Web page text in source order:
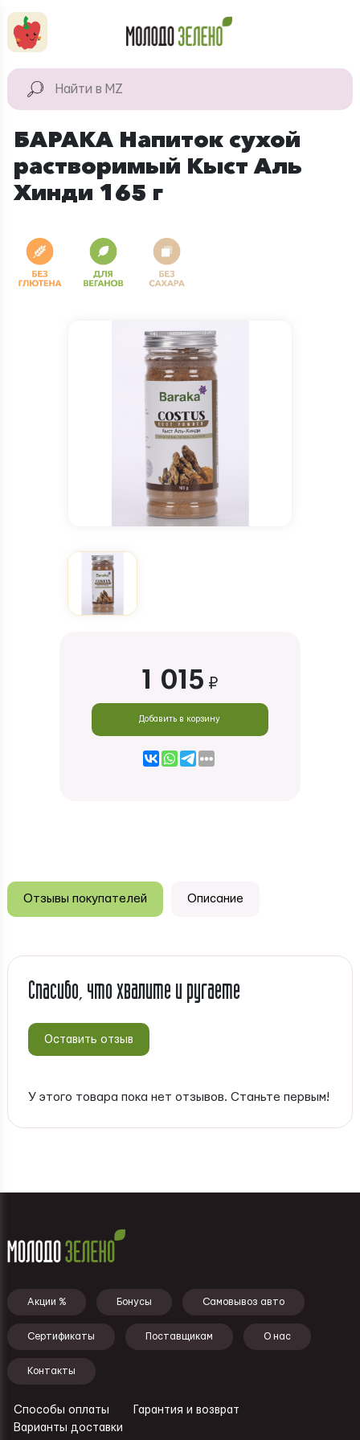
КАТАЛОГ
продукты
Для дома
БАРАКА Напиток сухой
растворимый Кыст Аль
Хинди 165 г
1 015 ₽
Добавить в корзину
Отзывы покупателей Описание
Спасибо, что хвалите и ругаете
Оставить отзыв
У этого товара пока нет отзывов. Станьте первым!
Подвал - меню
Акции % Бонусы Самовывоз авто
Сертификаты Поставщикам О нас
Контакты
Ссылки - подвал
Способы оплаты
Гарантия и возврат
Варианты доставки